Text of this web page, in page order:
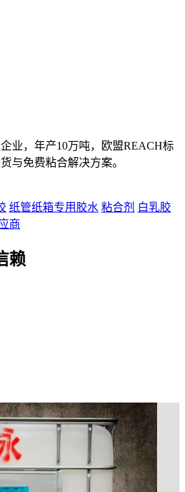
业，年产10万吨，欧盟REACH标
与免费粘合解决方案。
纸管纸箱专用胶水 粘合剂 白乳胶
商
赖